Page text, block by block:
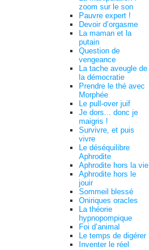
zoom sur le son
Pauvre expert !
Devoir d’orgasme
La maman et la
putain
Question de
vengeance
La tache aveugle de
la démocratie
Prendre le thé avec
Morphée
Le pull-over juif
Je dors... donc je
maigris !
Survivre, et puis
vivre
Le déséquilibre
Aphrodite
Aphrodite hors la vie
Aphrodite hors le
jouir
Sommeil blessé
Oniriques oracles
La théorie
hypnopompique
Foi d’animal
Le temps de digérer
Inventer le réel